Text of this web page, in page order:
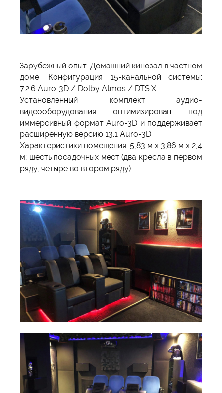
Зарубежный опыт. Домашний кинозал в частном
доме. Конфигурация 15-канальной системы:
7.2.6 Auro-3D / Dolby Atmos / DTS:X.
Установленный комплект аудио-
видеооборудования оптимизирован под
иммерсивный формат Auro-3D и поддерживает
расширенную версию 13.1 Auro-3D.
Характеристики помещения: 5,83 м x 3,86 м x 2,4
м; шесть посадочных мест (два кресла в первом
ряду, четыре во втором ряду).